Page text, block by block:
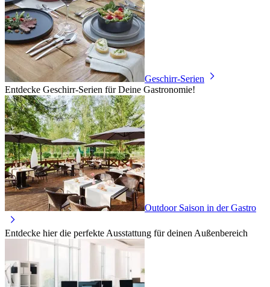
Geschirr-Serien
Entdecke Geschirr-Serien für Deine Gastronomie!
Outdoor Saison in der Gastro
Entdecke hier die perfekte Ausstattung für deinen Außenbereich